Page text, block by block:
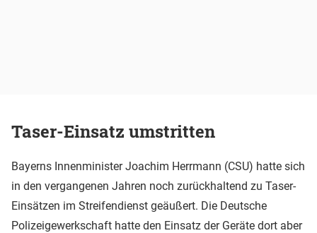
Taser-Einsatz umstritten
Bayerns Innenminister Joachim Herrmann (CSU) hatte sich
in den vergangenen Jahren noch zurückhaltend zu Taser-
Einsätzen im Streifendienst geäußert. Die Deutsche
Polizeigewerkschaft hatte den Einsatz der Geräte dort aber